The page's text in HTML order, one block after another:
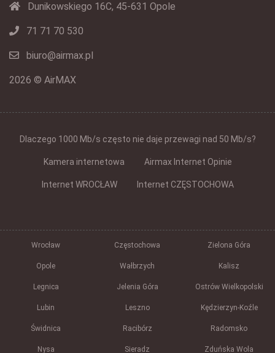
Dunikowskiego 16C, 45-631 Opole
71 71 70 530
biuro@airmax.pl
2026 © AirMAX
Dlaczego 1000 Mb/s często nie daje przewagi nad 50 Mb/s?
Kamera internetowa Airmax Internet Opinie
Internet WROCŁAW Internet CZĘSTOCHOWA
Wrocław Częstochowa Zielona Góra
Opole Wałbrzych Kalisz
Legnica Jelenia Góra Ostrów Wielkopolski
Lubin Leszno Kędzierzyn-Koźle
Świdnica Racibórz Radomsko
Nysa Sieradz Zduńska Wola